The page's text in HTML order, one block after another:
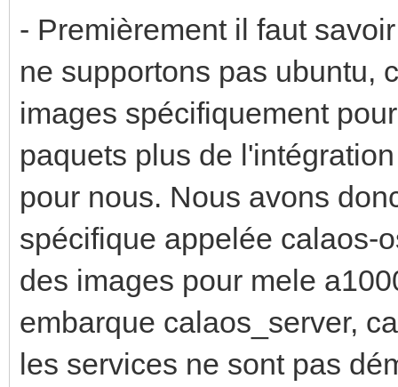
- Premièrement il faut
ne supportons pas ubuntu,
images spécifiquement
paquets plus de
pour nous. Nous avons
spécifique appelée calaos-
des images pour mele
embarque calaos_server,
les services ne sont pas